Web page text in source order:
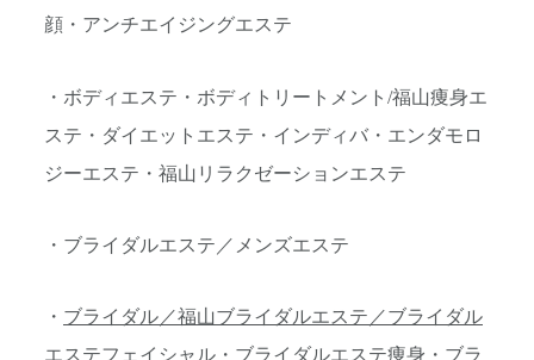
顔・アンチエイジングエステ
・ボディエステ・ボディトリートメント/福山痩身エ
ステ・ダイエットエステ・インディバ・エンダモロ
ジーエステ・福山リラクゼーションエステ
・ブライダルエステ／メンズエステ
・ ブライダル／福山ブライダルエステ／ブライダル